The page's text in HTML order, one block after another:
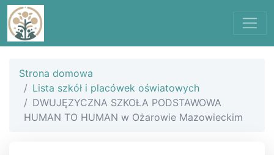
Strona domowa
Lista szkół i placówek oświatowych
DWUJĘZYCZNA SZKOŁA PODSTAWOWA
HUMAN TO HUMAN w Ożarowie Mazowieckim